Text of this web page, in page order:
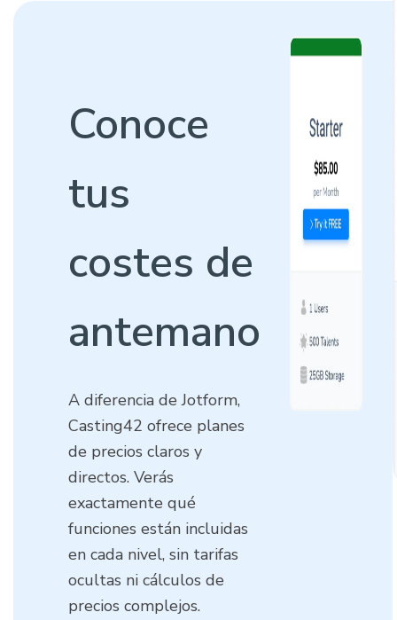
Conoce
tus
costes de
antemano
A diferencia de Jotform,
Casting42 ofrece planes
de precios claros y
directos. Verás
exactamente qué
funciones están incluidas
en cada nivel, sin tarifas
ocultas ni cálculos de
precios complejos.